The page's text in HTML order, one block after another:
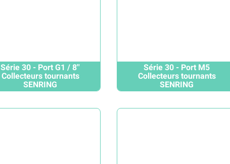
Série 30 - Port G1 / 8''
Collecteurs tournants
SENRING
Série 30 - Port M5
Collecteurs tournants
SENRING